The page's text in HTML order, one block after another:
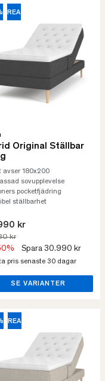
REA
Original Ställbar
avser 180x200
sovupplevelse
pocketfjädring
ställbarhet
kr
kr
Spara 30.990 kr
pris senaste 30 dagar
SE VARIANTER
REA